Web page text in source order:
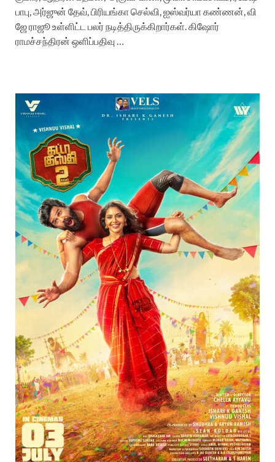
பாபு, அர்ஜுன் தேவ், பிரியங்கா செல்வி, ஐஸ்வர்யா கண்ணன், வி
ஜே ராஜூ உள்ளிட்ட பலர் நடித்திருக்கிறார்கள். கிஷோர்
ராமச்சந்திரன் ஒளிப்பதிவு …